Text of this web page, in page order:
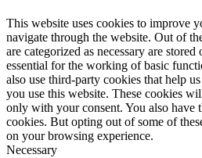
This website uses cookies to improve
navigate through the website. Out of
are categorized as necessary are
essential for the working of basic
also use third-party cookies that help
you use this website. These cookies
only with your consent. You also have
cookies. But opting out of some of
on your browsing experience.
Necessary